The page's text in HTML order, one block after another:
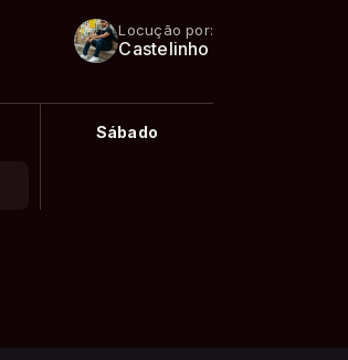
Locução por:
Castelinho
Sábado